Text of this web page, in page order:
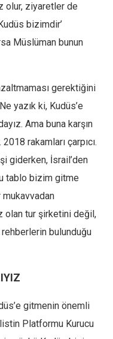
olur, ziyaretler de
bizimdir’
Müslüman bunun
gerektiğini
yazık ki, Kudüs’e
Ama buna karşın
rakamları çarpıcı.
giderken, İsrail’den
tablo bizim gitme
mukavvadan
olan tur şirketini değil,
bulunduğu
gitmenin önemli
Platformu Kurucu